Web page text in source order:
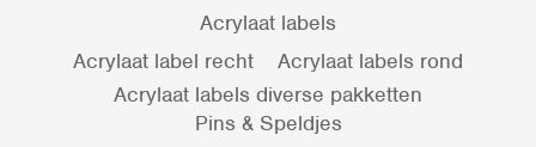
Acrylaat labels
Acrylaat label recht
Acrylaat labels rond
Acrylaat labels diverse pakketten
Pins & Speldjes